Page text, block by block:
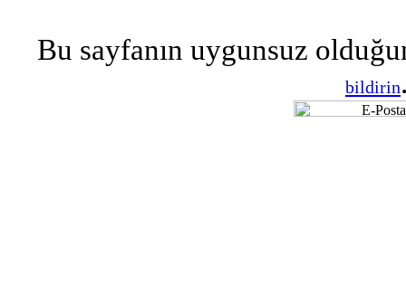
Bu sayfanın uygunsuz
bildirin